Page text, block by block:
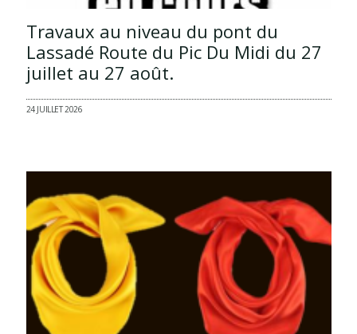
Travaux au niveau du pont du
Lassadé Route du Pic Du Midi du 27
juillet au 27 août.
24 JUILLET 2026